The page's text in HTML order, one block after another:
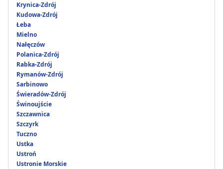
Krynica-Zdrój
Kudowa-Zdrój
Łeba
Mielno
Nałęczów
Polanica-Zdrój
Rabka-Zdrój
Rymanów-Zdrój
Sarbinowo
Świeradów-Zdrój
Świnoujście
Szczawnica
Szczyrk
Tuczno
Ustka
Ustroń
Ustronie Morskie